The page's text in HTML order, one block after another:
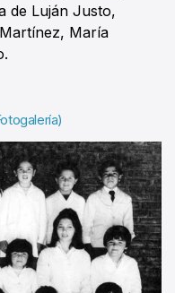
de Luján Justo,
María